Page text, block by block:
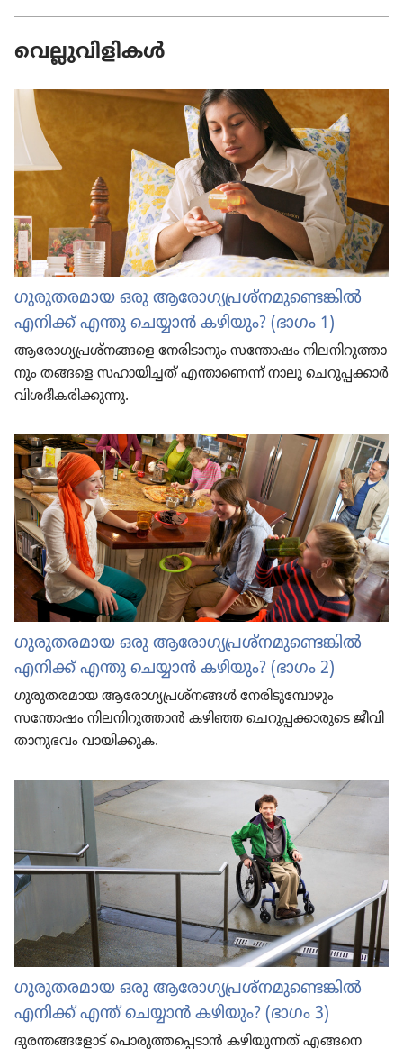
വെല്ലുവിളികൾ
ഗുരുതരമായ ഒരു ആരോ​ഗ്യ​പ്ര​ശ്‌ന​മുണ്ടെങ്കിൽ
എനിക്ക്‌ എന്തു ചെയ്യാൻ കഴിയും? (ഭാഗം 1)
ആരോ​ഗ്യ​പ്ര​ശ്‌ന​ങ്ങ​ളെ നേരി​ടാ​നും സന്തോഷം നിലനി​റു​ത്താ​
നും തങ്ങളെ സഹായി​ച്ചത്‌ എന്താ​ണെന്ന്‌ നാലു ചെറു​പ്പ​ക്കാർ
വിശദീ​ക​രി​ക്കു​ന്നു.
ഗുരു​ത​ര​മാ​യ ഒരു ആരോ​ഗ്യ​പ്ര​ശ്‌ന​മു​ണ്ടെ​ങ്കിൽ
എനിക്ക്‌ എന്തു ചെയ്യാൻ കഴിയും? (ഭാഗം 2)
ഗുരു​ത​ര​മാ​യ ആരോ​ഗ്യ​പ്ര​ശ്‌ന​ങ്ങൾ നേരി​ടു​മ്പോ​ഴും
സന്തോഷം നിലനി​റു​ത്താൻ കഴിഞ്ഞ ചെറു​പ്പ​ക്കാ​രു​ടെ ജീവി​
താ​നു​ഭ​വം വായി​ക്കു​ക.
ഗുരു​ത​ര​മാ​യ ഒരു ആരോഗ്യപ്രശ്‌നമുണ്ടെങ്കിൽ
എനിക്ക്‌ എന്ത്‌ ചെയ്യാൻ കഴിയും? (ഭാഗം 3)
ദുരന്ത​ങ്ങ​ളോട്‌ പൊരുത്തപ്പെടാൻ കഴിയു​ന്നത്‌ എങ്ങനെ​